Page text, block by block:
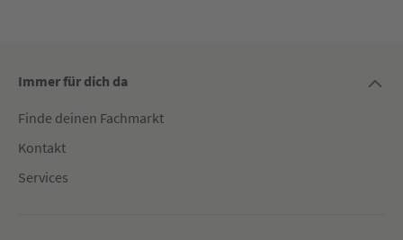
Immer für dich da
Finde deinen Fachmarkt
Kontakt
Services